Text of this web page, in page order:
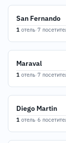
San Fernando
1 отель·7
Maraval
1 отель·7
Diego Martin
1 отель·6